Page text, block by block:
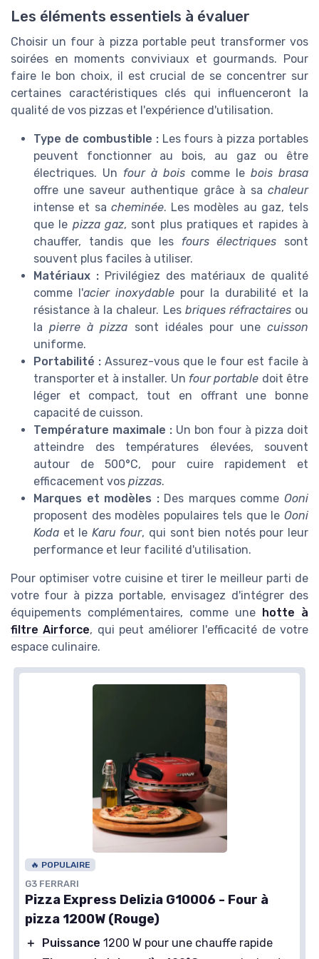
Les éléments essentiels à évaluer
Choisir un four à pizza portable peut transformer vos
soirées en moments conviviaux et gourmands. Pour
faire le bon choix, il est crucial de se concentrer sur
certaines caractéristiques clés qui influenceront la
qualité de vos pizzas et l'expérience d'utilisation.
Type de combustible :Les fours à pizza portables
peuvent fonctionner au bois, au gaz ou être
électriques. Un four à bois comme le bois brasa
offre une saveur authentique grâce à sa chaleur
intense et sa cheminée. Les modèles au gaz, tels
que le pizza gaz, sont plus pratiques et rapides à
chauffer, tandis que les fours électriques sont
souvent plus faciles à utiliser.
Matériaux : Privilégiez des matériaux de qualité
comme l'acier inoxydable pour la durabilité et la
résistance à la chaleur. Les briques réfractairesou
lapierre à pizza sont idéales pour une cuisson
uniforme.
Portabilité : Assurez-vous que le four est facile à
transporter et à installer. Un four portable doit être
léger et compact, tout en offrant une bonne
capacité de cuisson.
Température maximale : Un bon four à pizza doit
atteindre des températures élevées, souvent
autour de 500°C, pour cuire rapidement et
efficacement vos pizzas.
Marques et modèles :Des marques commeOoni
proposent des modèles populaires tels que le Ooni
Koda et le Karu four, qui sont bien notés pour leur
performance et leur facilité d'utilisation.
Pour optimiser votre cuisine et tirer le meilleur parti de
votre four à pizza portable, envisagez d'intégrer des
équipements complémentaires, comme une hotte à
filtre Airforce, qui peut améliorer l'efficacité de votre
espace culinaire.
🔥 POPULAIRE
G3 FERRARI
Pizza Express Delizia G10006 - Four à
pizza 1200W (Rouge)
＋ Puissance 1200 W pour une chauffe rapide